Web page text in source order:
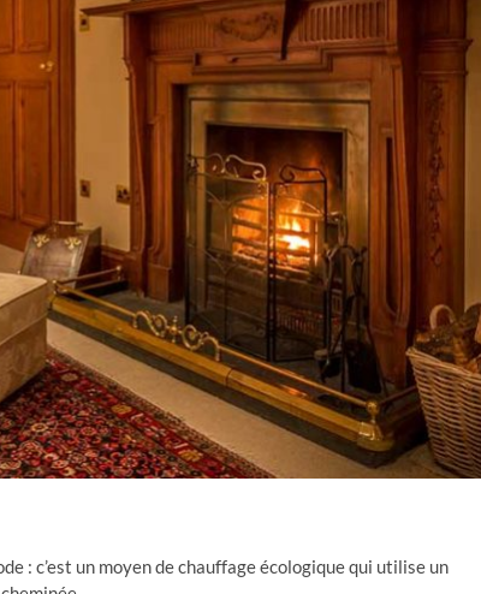
: c’est un moyen de chauffage écologique qui utilise un